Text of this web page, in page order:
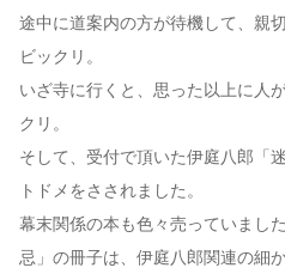
途中に道案内の方が待機して、親
ビックリ。
いざ寺に行くと、思った以上に人
クリ。
そして、受付で頂いた伊庭八郎「
トドメをさされました。
幕末関係の本も色々売っていまし
忌」の冊子は、伊庭八郎関連の細